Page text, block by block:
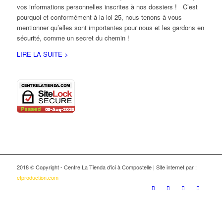
vos informations personnelles inscrites à nos dossiers ! C’est
pourquoi et conformément à la loi 25, nous tenons à vous
mentionner qu’elles sont importantes pour nous et les gardons en
sécurité, comme un secret du chemin !
LIRE LA SUITE >
2018 © Copyright - Centre La Tienda d'ici à Compostelle | Site internet par :
etproduction.com